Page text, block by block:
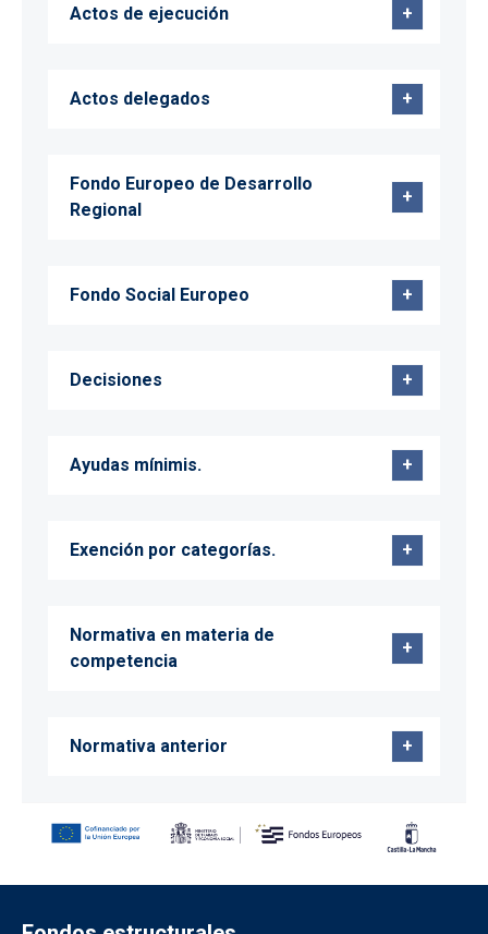
Actos de ejecución
Actos delegados
Fondo Europeo de Desarrollo
Regional
Fondo Social Europeo
Decisiones
Ayudas mínimis.
Exención por categorías.
Normativa en materia de
competencia
Normativa anterior